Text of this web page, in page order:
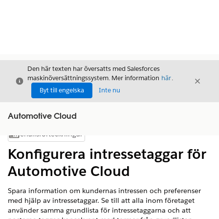
Stäng
Den här texten har översatts med Salesforces
maskinöversättningssystem. Mer information här.
Byt till engelska
Inte nu
Stäng
Automotive Cloud
Visa innehållsförteckning
Innehållsförteckningar
Konfigurera intressetaggar för
Automotive Cloud
Spara information om kundernas intressen och preferenser
med hjälp av intressetaggar. Se till att alla inom företaget
använder samma grundlista för intressetaggarna och att